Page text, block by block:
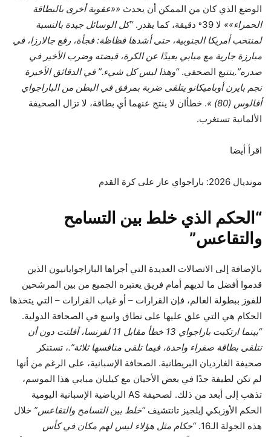
الوضع الذي كان من الممكن أن يحدث ««عقوبة أخرى بالبطاقة
الحمراء»» لا 39 ه دقيقة، كما يقدر.“كل الوسائل جيدة بالنسبة
لمنتخب أمريكا الجنوبية، حتى أشدها فظاظة: فجأة، رفع جالارزا، في
مبارزة جارية مع مبابي بعيدًا عن الكرة، قبضته وضرب الأخير في
صدره”.يتتبع الصحفي.“وهذا ليس كل شيء.” في الدقائق الأخيرة
نجم بايرن أوباميكانو يتلقى ضربة بمرفق في البطن من الباراجواي
أفالوس (80) »
. خطأان لا ينتج عنهما أي بطاقة، لا تزال الصحيفة
الألمانية تستغرب.
اقرأ أيضا
مونديال 2026: باراجواي عار على كرة القدم
“الحكم الذي خلط بين التسامح
والتقاعس”
بالإضافة إلى الاتصالات العديدة التي أجراها الباراجوايانيون الذين
قدموا أفضل ما لديهم أمام فريق يعتبره الجميع من بين المرشحين
للفوز ببطولة العالم، فإن القرارات – أو غياب القرارات – التي يتخذها
الحكام هي التي علق عليها على نطاق واسع في الصحافة الدولية.
“بينما ارتكبت باراجواي 13 خطأ مقابل 11 لفرنسا، أفلتت دون أن
تتلقى بطاقة صفراء واحدة، فيما تلقى منافسها ثلاثة”.، تستنكر
صحيفة الغارديان البريطانية. الصحافة الإسبانية، على الرغم من أنها
لم تكن لطيفة جدًا في بعض الأحيان مع كيليان مبابي هذا الموسم،
تذهب إلى أبعد من ذلك. لصحيفة AS الرياضية الإسبانية اليومية
الحكم الأوزبكي إيلجيز تانتشيف“خلط بين التسامح والتقاعس” خلال
هذه الجولة الـ16.
“حكام مثل هؤلاء ليس لهم مكان في كأس